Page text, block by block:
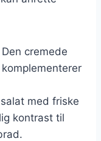
Den cremede
med friske
kontrast til